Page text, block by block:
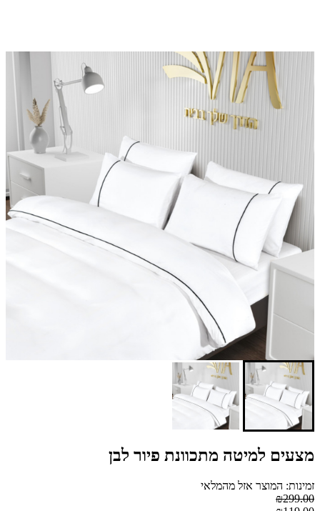
מצעים למיטה מתכוונת פיור לבן
זמינות: המוצר אזל מהמלאי
₪299.00